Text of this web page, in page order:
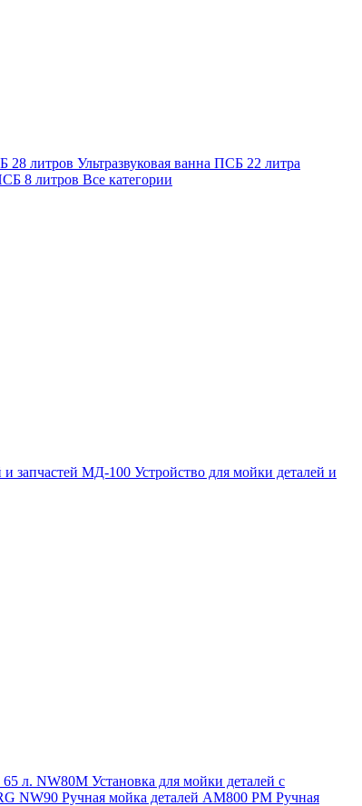
28 литров Ультразвуковая ванна ПСБ 22 литра
8 литров Все категории
и запчастей МД-100 Устройство для мойки деталей и
65 л. NW80M Установка для мойки деталей с
NW90 Ручная мойка деталей АМ800 РМ Ручная